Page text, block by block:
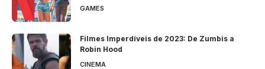
GAMES
Filmes Imperdíveis de 2023: De Zumbis a
Robin Hood
CINEMA